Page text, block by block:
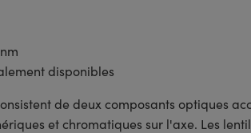
disponibles
de deux composants optiques
et chromatiques sur l'axe. Les